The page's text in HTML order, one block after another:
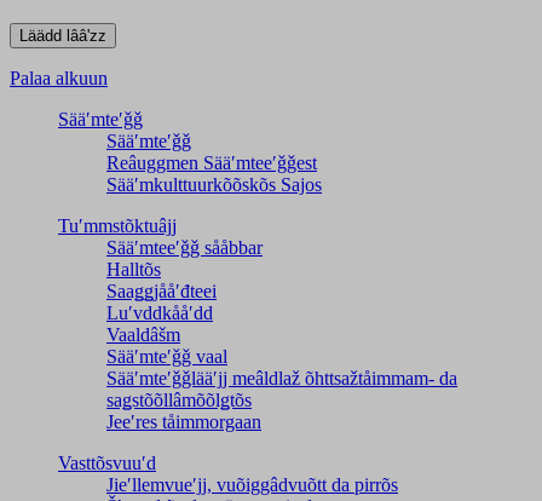
Palaa alkuun
Sääʹmteʹǧǧ
Sääʹmteʹǧǧ
Reâuggmen Sääʹmteeʹǧǧest
Sääʹmkulttuurkõõskõs Sajos
Tuʹmmstõktuâjj
Sääʹmteeʹǧǧ sååbbar
Halltõs
Saaǥǥjååʹđteei
Luʹvddkååʹdd
Vaaldâšm
Sääʹmteʹǧǧ vaal
Sääʹmteʹǧǧlääʹjj meâldlaž õhttsažtåimmam- da
saǥstõõllâmõõlǥtõs
Jeeʹres tåimmorgaan
Vasttõsvuuʹd
Jieʹllemvueʹjj, vuõiggâdvuõtt da pirrõs